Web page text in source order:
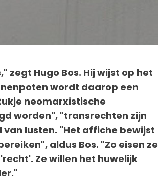
zegt Hugo Bos. Hij wijst op het
wordt daarop een
neomarxistische
worden", "transrechten zijn
lusten. "Het affiche bewijst
aldus Bos. "Zo eisen ze
Ze willen het huwelijk